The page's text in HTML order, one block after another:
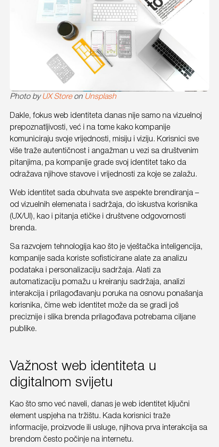
Photo by UX Storeon Unsplash
Dakle, fokus web identiteta danas nije samo na vizuelnoj
prepoznatljivosti, već i na tome kako kompanije
komuniciraju svoje vrijednosti, misiju i viziju. Korisnici sve
više traže autentičnost i angažman u vezi sa društvenim
pitanjima, pa kompanije grade svoj identitet tako da
odražava njihove stavove i vrijednosti za koje se zalažu.
Web identitet sada obuhvata sve aspekte brendiranja –
od vizuelnih elemenata i sadržaja, do iskustva korisnika
(UX/UI), kao i pitanja etičke i društvene odgovornosti
brenda.
Sa razvojem tehnologija kao što je vještačka inteligencija,
kompanije sada koriste sofisticirane alate za analizu
podataka i personalizaciju sadržaja. Alati za
automatizaciju pomažu u kreiranju sadržaja, analizi
interakcija i prilagođavanju poruka na osnovu ponašanja
korisnika, čime web identitet može da se gradi još
preciznije i slika brenda prilagođava potrebama ciljane
publike.
Važnost web identiteta u
digitalnom svijetu
Kao što smo već naveli, danas je web identitet ključni
element uspjeha na tržištu. Kada korisnici traže
informacije, proizvode ili usluge, njihova prva interakcija sa
brendom često počinje na internetu.